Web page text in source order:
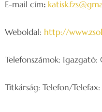
E-mail cím:
Weboldal: http://
Telefonszámok:
Titkárság: Telefon/